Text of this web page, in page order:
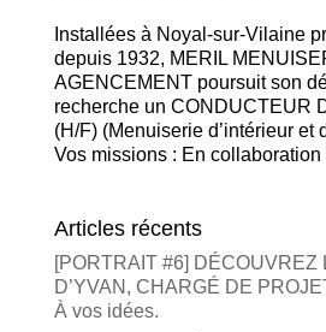
Installées à Noyal-sur-Vilaine
depuis 1932, MERIL
AGENCEMENT poursuit son
recherche un CONDUCTEUR
(H/F) (Menuiserie d’intérieur et
Vos missions : En collaboration
Articles récents
[PORTRAIT #6] DÉCOUVREZ
D’YVAN, CHARGÉ DE
À vos idées.